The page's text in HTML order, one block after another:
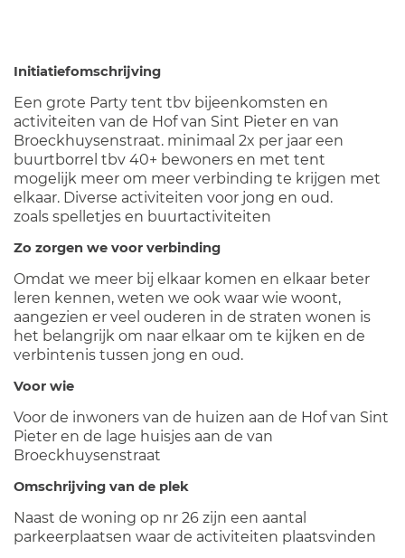
Initiatiefomschrijving
Een grote Party tent tbv bijeenkomsten en
activiteiten van de Hof van Sint Pieter en van
Broeckhuysenstraat. minimaal 2x per jaar een
buurtborrel tbv 40+ bewoners en met tent
mogelijk meer om meer verbinding te krijgen met
elkaar. Diverse activiteiten voor jong en oud.
zoals spelletjes en buurtactiviteiten
Zo zorgen we voor verbinding
Omdat we meer bij elkaar komen en elkaar beter
leren kennen, weten we ook waar wie woont,
aangezien er veel ouderen in de straten wonen is
het belangrijk om naar elkaar om te kijken en de
verbintenis tussen jong en oud.
Voor wie
Voor de inwoners van de huizen aan de Hof van Sint
Pieter en de lage huisjes aan de van
Broeckhuysenstraat
Omschrijving van de plek
Naast de woning op nr 26 zijn een aantal
parkeerplaatsen waar de activiteiten plaatsvinden